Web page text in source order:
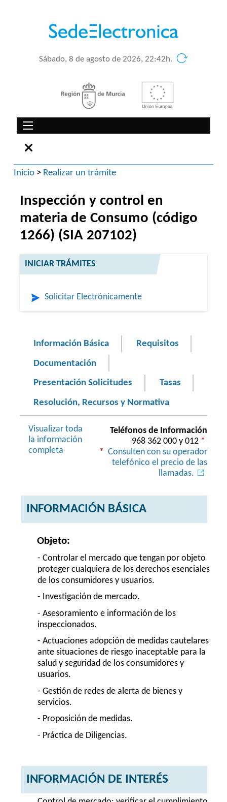
Sábado, 8 de agosto de 2026, 22:42h.
Inicio> Realizar un trámite
Inspección y control en
materia de Consumo (código
1266) (SIA 207102)
INICIAR TRÁMITES
Solicitar Electrónicamente
Información Básica Requisitos
Documentación
Presentación Solicitudes Tasas
Resolución, Recursos y Normativa
Visualizar toda
la información
completa
Teléfonos de Información
968 362 000 y 012 *
*
Consulten con su operador
telefónico el precio de las
llamadas.
INFORMACIÓN BÁSICA
Objeto:
- Controlar el mercado que tengan por objeto
proteger cualquiera de los derechos esenciales
de los consumidores y usuarios.
- Investigación de mercado.
- Asesoramiento e información de los
inspeccionados.
- Actuaciones adopción de medidas cautelares
ante situaciones de riesgo inaceptable para la
salud y seguridad de los consumidores y
usuarios.
- Gestión de redes de alerta de bienes y
servicios.
- Proposición de medidas.
- Práctica de Diligencias.
INFORMACIÓN DE INTERÉS